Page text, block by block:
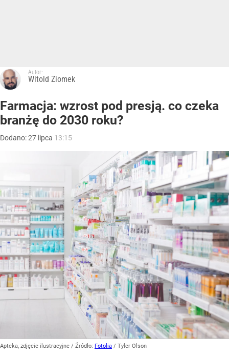
Autor:
Witold Ziomek
Farmacja: wzrost pod presją. co czeka
branżę do 2030 roku?
Dodano:27 lipca 13:15
Apteka, zdjęcie ilustracyjne / Źródło: Fotolia / Tyler Olson